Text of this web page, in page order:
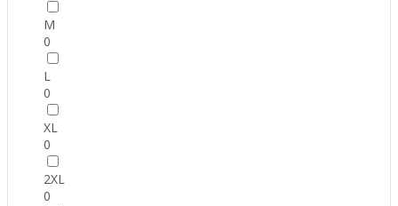
M
0
L
0
XL
0
2XL
0